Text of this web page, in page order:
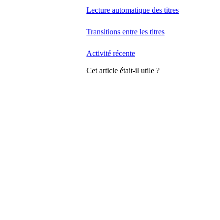
Lecture automatique des titres
Transitions entre les titres
Activité récente
Cet article était-il utile ?